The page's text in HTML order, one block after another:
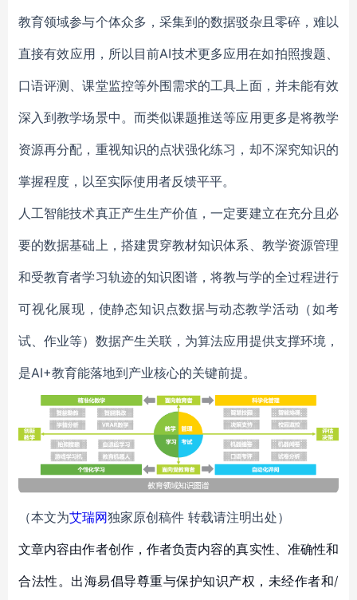
教育领域参与个体众多，采集到的数据驳杂且零碎，难以
直接有效应用，所以目前AI技术更多应用在如拍照搜题、
口语评测、课堂监控等外围需求的工具上面，并未能有效
深入到教学场景中。而类似课题推送等应用更多是将教学
资源再分配，重视知识的点状强化练习，却不深究知识的
掌握程度，以至实际使用者反馈平平。
人工智能技术真正产生生产价值，一定要建立在充分且必
要的数据基础上，搭建贯穿教材知识体系、教学资源管理
和受教育者学习轨迹的知识图谱，将教与学的全过程进行
可视化展现，使静态知识点数据与动态教学活动（如考
试、作业等）数据产生关联，为算法应用提供支撑环境，
是AI+教育能落地到产业核心的关键前提。
（本文为艾瑞网独家原创稿件 转载请注明出处）
文章内容由作者创作，作者负责内容的真实性、准确性和
合法性。出海易倡导尊重与保护知识产权，未经作者和/